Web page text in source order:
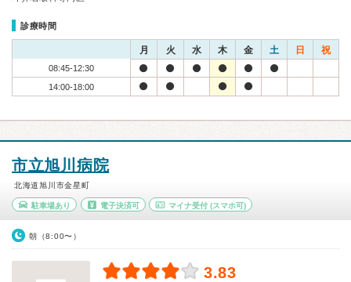
診療時間
月 火 水 木 金 土 日 祝
08:45-12:30
14:00-18:00
市立旭川病院
北海道旭川市金星町
駐車場あり 電子決済可 マイナ受付 (スマホ可)
朝（8:00〜）
3.83